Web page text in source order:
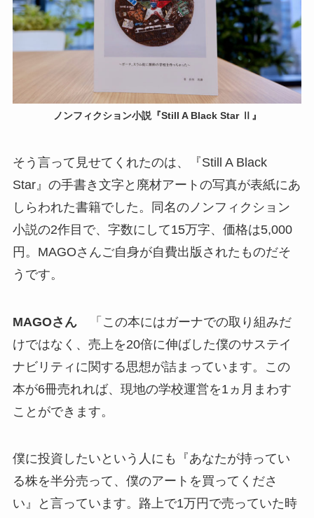
ノンフィクション小説『Still A Black Star Ⅱ』
そう言って見せてくれたのは、『Still A Black
Star』の手書き文字と廃材アートの写真が表紙にあ
しらわれた書籍でした。同名のノンフィクション
小説の2作目で、字数にして15万字、価格は5,000
円。MAGOさんご自身が自費出版されたものだそ
うです。
MAGOさん「この本にはガーナでの取り組みだ
けではなく、売上を20倍に伸ばした僕のサステイ
ナビリティに関する思想が詰まっています。この
本が6冊売れれば、現地の学校運営を1ヵ月まわす
ことができます。
僕に投資したいという人にも『あなたが持ってい
る株を半分売って、僕のアートを買ってくださ
い』と言っています。路上で1万円で売っていた時